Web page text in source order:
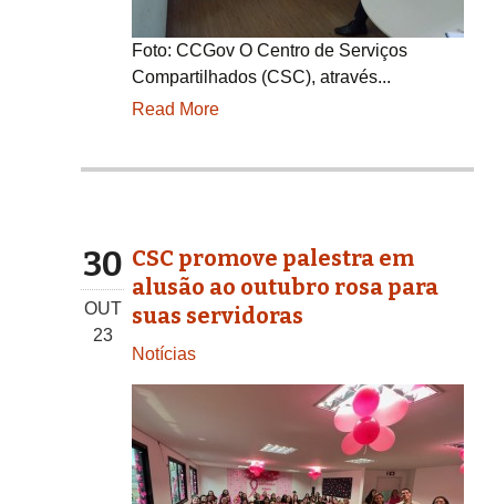
Foto: CCGov O Centro de Serviços
Compartilhados (CSC), através...
Read More
30
OUT
23
CSC promove palestra em
alusão ao outubro rosa para
suas servidoras
Notícias